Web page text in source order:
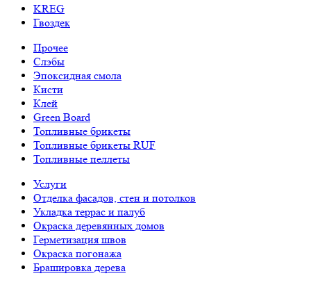
KREG
Гвоздек
Прочее
Слэбы
Эпоксидная смола
Кисти
Клей
Green Board
Топливные брикеты
Топливные брикеты RUF
Топливные пеллеты
Услуги
Отделка фасадов, стен и потолков
Укладка террас и палуб
Окраска деревянных домов
Герметизация швов
Окраска погонажа
Брашировка дерева